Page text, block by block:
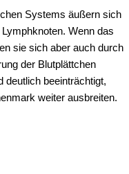
Systems äußern sich
Wenn das
sie sich aber auch durch
der Blutplättchen
deutlich beeinträchtigt,
weiter ausbreiten.